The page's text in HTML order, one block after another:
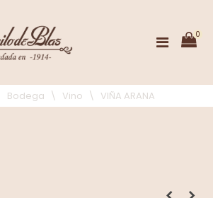
0
Bodega \ Vino \ VIÑA ARANA